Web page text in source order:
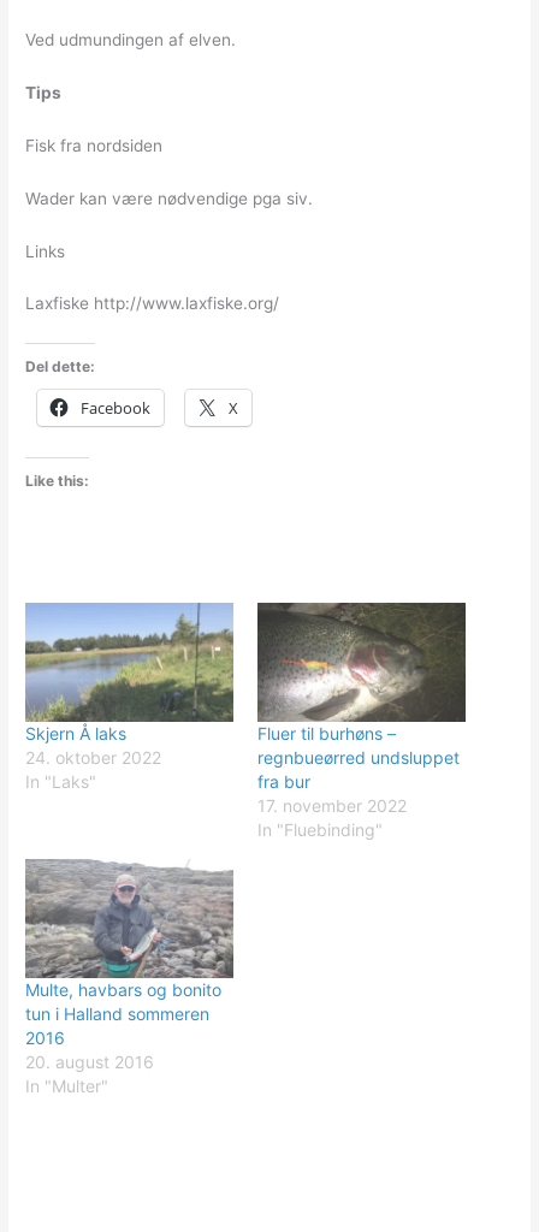
Ved udmundingen af elven.
Tips
Fisk fra nordsiden
Wader kan være nødvendige pga siv.
Links
Laxfiske http://www.laxfiske.org/
Del dette:
Facebook X
Like this:
Skjern Å laks
24. oktober 2022
In "Laks"
Fluer til burhøns –
regnbueørred undsluppet
fra bur
17. november 2022
In "Fluebinding"
Multe, havbars og bonito
tun i Halland sommeren
2016
20. august 2016
In "Multer"